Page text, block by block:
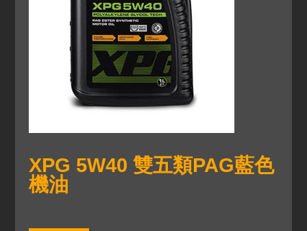
XPG 5W40 雙五類PAG藍色
機油